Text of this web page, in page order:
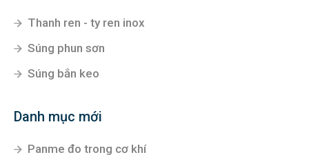
Thanh ren - ty ren inox
Súng phun sơn
Súng bắn keo
Danh mục mới
Panme đo trong cơ khí